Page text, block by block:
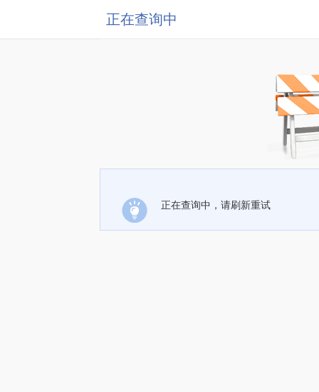
正在查询中
正在查询中，请刷新重试